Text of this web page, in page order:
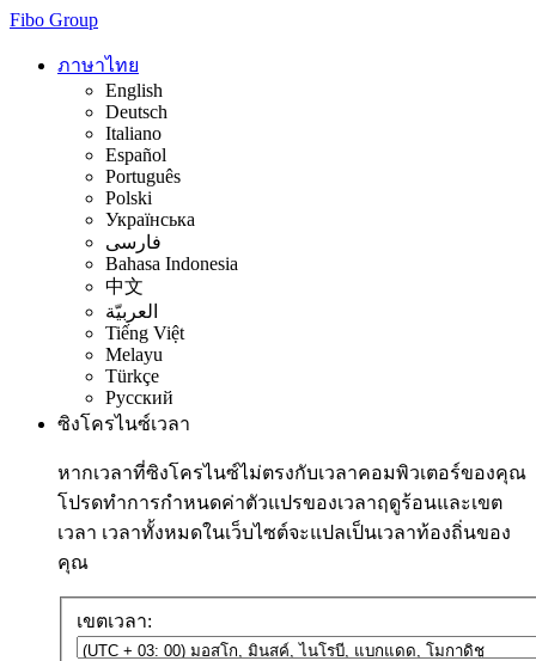
Fibo Group
ภาษาไทย
English
Deutsch
Italiano
Español
Português
Polski
Українська
فارسی
Bahasa Indonesia
中文
العربيّة
Tiếng Việt
Melayu
Türkçe
Русский
ซิงโครไนซ์เวลา
หากเวลาที่ซิงโครไนซ์ไม่ตรงกับเวลาคอมพิวเตอร์ของคุณ
โปรดทำการกำหนดค่าตัวแปรของเวลาฤดูร้อนและเขต
เวลา เวลาทั้งหมดในเว็บไซต์จะแปลเป็นเวลาท้องถิ่นของ
คุณ
เขตเวลา: